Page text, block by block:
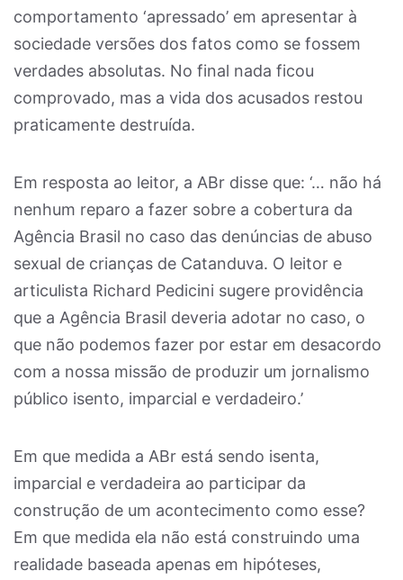
comportamento ‘apressado’ em apresentar à
sociedade versões dos fatos como se fossem
verdades absolutas. No final nada ficou
comprovado, mas a vida dos acusados restou
praticamente destruída.
Em resposta ao leitor, a ABr disse que: ‘… não há
nenhum reparo a fazer sobre a cobertura da
Agência Brasil no caso das denúncias de abuso
sexual de crianças de Catanduva. O leitor e
articulista Richard Pedicini sugere providência
que a Agência Brasil deveria adotar no caso, o
que não podemos fazer por estar em desacordo
com a nossa missão de produzir um jornalismo
público isento, imparcial e verdadeiro.’
Em que medida a ABr está sendo isenta,
imparcial e verdadeira ao participar da
construção de um acontecimento como esse?
Em que medida ela não está construindo uma
realidade baseada apenas em hipóteses,